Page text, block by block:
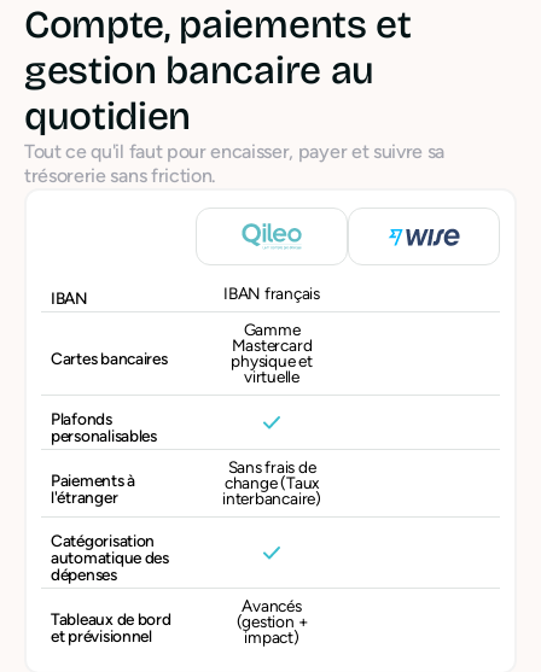
Compte, paiements et
gestion bancaire au
quotidien
Tout ce qu'il faut pour encaisser, payer et suivre sa
trésorerie sans friction.
IBAN IBAN français
Cartes bancaires
Gamme
Mastercard
physique et
virtuelle
Plafonds
personalisables
Paiements à
l'étranger
Sans frais de
change (Taux
interbancaire)
Catégorisation
automatique des
dépenses
Tableaux de bord
et prévisionnel
Avancés
(gestion +
impact)